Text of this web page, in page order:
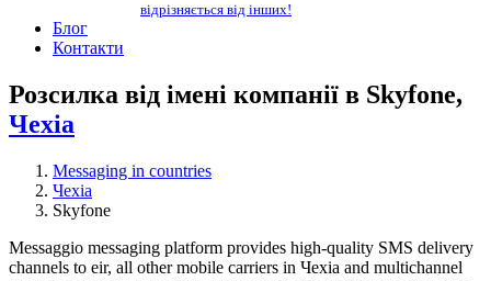
відрізняється від інших!
Блог
Контакти
Розсилка від імені компанії в Skyfone,
Чехіа
Messaging in countries
Чехіа
Skyfone
Messaggio messaging platform provides high-quality SMS delivery
channels to eir, all other mobile carriers in Чехіа and multichannel